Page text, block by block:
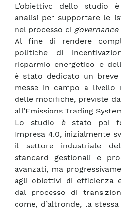
L’obiettivo dello studio
analisi per supportare le
nel processo di governance
Al fine di rendere
politiche di
risparmio energetico e
è stato dedicato un breve
messe in campo a livello
delle modifiche, previste
all’Emissions Trading
Lo studio è stato poi
Impresa 4.0, inizialmente
il settore industriale
standard gestionali e
avanzati, ma
agli obiettivi di efficienza
dal processo di
come, d’altronde, la